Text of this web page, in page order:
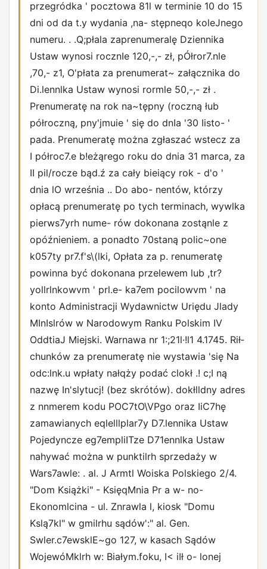
przegródka ' pocztowa 81l w terminie 10 do 15
dni od da t.y wydania ,na- stępneqo koleJnego
numeru. . .Q;płala zaprenumeralę Dziennika
Ustaw wynosi rocznIe 120,-,- zł, pÓłror7.nle
,70,- z1, O'płata za prenumerat~ załącznika do
Di.lennlka Ustaw wynosi rormle 50,-,- zł .
Prenumeratę na rok na~tępny (roczną łub
półroczną, pny'jmuie ' się do dnIa '30 Iisto- '
pada. Prenumeratę można zgłaszać wstecz za
I półroc7.e b!eżąrego roku do dnia 31 marca, za
II pil/rocze bąd.ź za cały bieiący rok - d'o '
dnia lO września .. Do abo- nentów, którzy
opłacą prenumeratę po tych terminach, wywlka
pierws7yrh nume- rów dokonana zostąnle z
opóźnieniem. a ponadto 70staną polic~one
k057ty pr7.f's\(lki, Opłata za p. renumeratę
powinna być dokonana przelewem lub ,tr?
yollrlnkowvm ' prl.e- ka7em pocilowvm ' na
konto Administracji Wydawnictw Uriędu Jlady
MInIslrów w Narodowym Ranku Polskim IV
OddtiaJ Miejski. Warnawa nr 1:;21l·!l1 4.1745. Rił­
chunków za prenumeratę nie wystawia 'się Na
odc:lnk.u wpłaty nałqży podać clokł .! c;I­ ną
nazwę In'slytucj! (bez skrótów). dokłlldny adres
z nnmerem kodu POC7tO\VPgo oraz IiC7hę
zamawianych eqlelllplar7y D7.lennika Ustaw
Pojedyncze eg7empliITze D71ennlka Ustaw
nahywać można w punktilrh sprzedaży w
Wars7awle: . al. J Armtl Woiska Polskiego 2/4.
"Dom Książki" - KsięqMnia Pr a w- no-
Ekonomlcina - ul. Znrawla l, kiosk "Domu
Kslą7kl" w gmilrhu sądów':" al. Gen.
Swler.c7ewsklE~go 127, w kasach Sądów
WojewóMklrh w: Białym.foku, I< iIł o- lonej